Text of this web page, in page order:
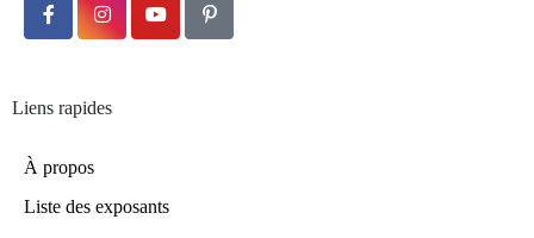
Liens rapides
À propos
Liste des exposants